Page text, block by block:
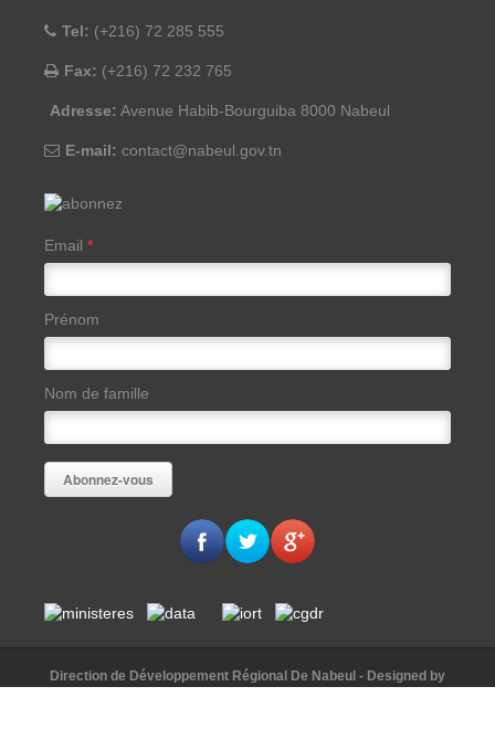
Tel: (+216) 72 285 555
Fax: (+216) 72 232 765
Adresse: Avenue Habib-Bourguiba 8000 Nabeul
E-mail: contact@nabeul.gov.tn
Email *
Prénom
Nom de famille
Direction de Développement Régional De Nabeul - Designed by